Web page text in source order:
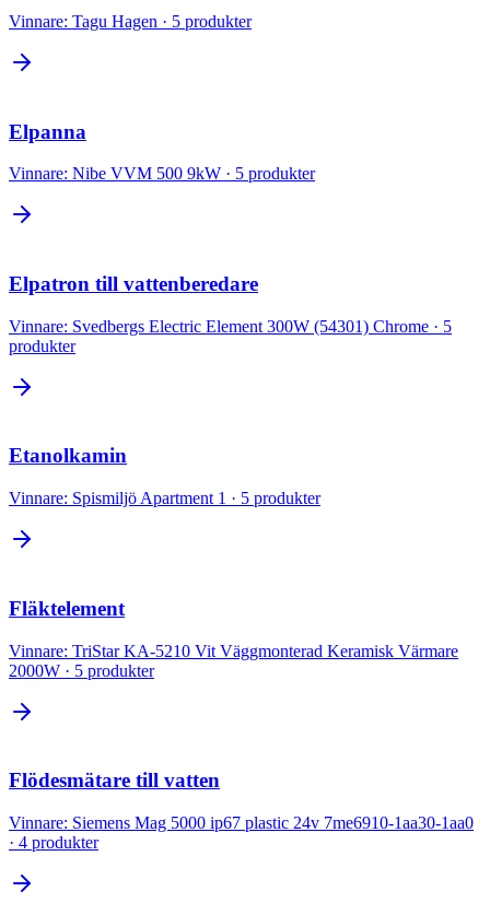
Vinnare: Tagu Hagen · 5 produkter
Elpanna
Vinnare: Nibe VVM 500 9kW · 5 produkter
Elpatron till vattenberedare
Vinnare: Svedbergs Electric Element 300W (54301) Chrome · 5
produkter
Etanolkamin
Vinnare: Spismiljö Apartment 1 · 5 produkter
Fläktelement
Vinnare: TriStar KA-5210 Vit Väggmonterad Keramisk Värmare
2000W · 5 produkter
Flödesmätare till vatten
Vinnare: Siemens Mag 5000 ip67 plastic 24v 7me6910-1aa30-1aa0
· 4 produkter